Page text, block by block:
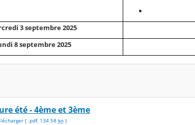
3 septembre 2025
8 septembre 2025
été - 4ème et 3ème
( .pdf, 134.58 ko)